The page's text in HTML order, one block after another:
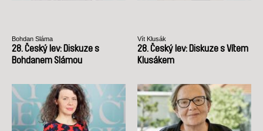
Bohdan Sláma
28. Český lev: Diskuze s
Bohdanem Slámou
Vít Klusák
28. Český lev: Diskuze s Vítem
Klusákem